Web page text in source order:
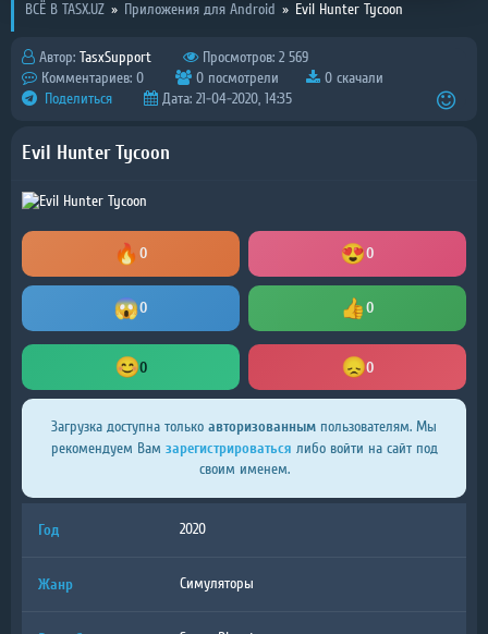
ВСЁ В TASX.UZ » Приложения для Android » Evil Hunter Tycoon
Автор: TasxSupport
Просмотров: 2 569
Комментариев: 0
0 посмотрели
0 скачали
Поделиться
Дата: 21-04-2020, 14:35
Evil Hunter Tycoon
0 0
0 0
0 0
Загрузка доступна только авторизованным пользователям. Мы
рекомендуем Вам зарегистрироваться либо войти на сайт под
своим именем.
Год 2020
Жанр Симуляторы